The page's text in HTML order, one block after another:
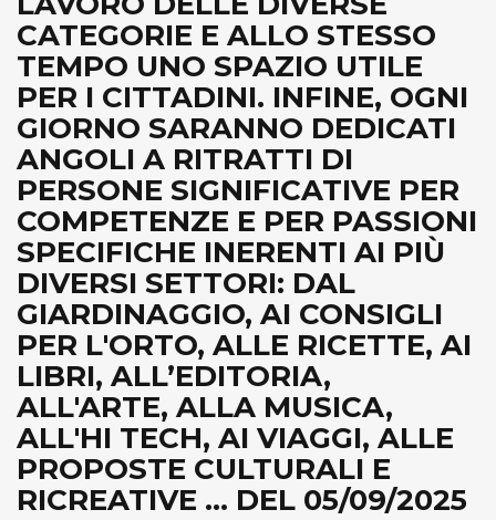
CATEGORIE E ALLO STESSO
TEMPO UNO SPAZIO UTILE
PER I CITTADINI. INFINE, OGNI
GIORNO SARANNO DEDICATI
ANGOLI A RITRATTI DI
PERSONE SIGNIFICATIVE PER
COMPETENZE E PER PASSIONI
SPECIFICHE INERENTI AI PIÙ
DIVERSI SETTORI: DAL
GIARDINAGGIO, AI CONSIGLI
PER L'ORTO, ALLE RICETTE, AI
LIBRI, ALL’EDITORIA,
ALL'ARTE, ALLA MUSICA,
ALL'HI TECH, AI VIAGGI, ALLE
PROPOSTE CULTURALI E
RICREATIVE ... DEL 05/09/2025